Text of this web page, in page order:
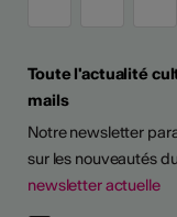
Toute l'actualité
mails
Notre newsletter
sur les nouveautés
newsletter actuelle